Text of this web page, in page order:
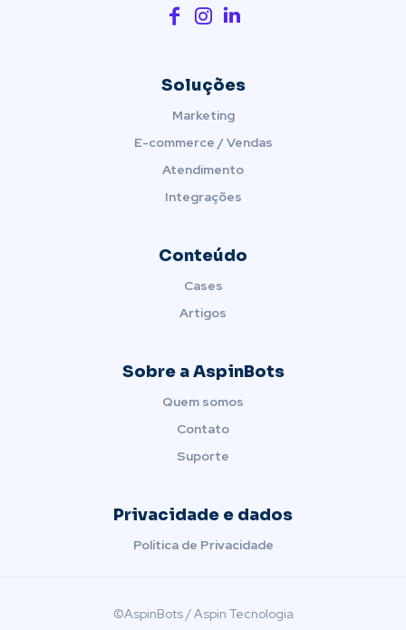
Soluções
Marketing
E-commerce / Vendas
Atendimento
Integrações
Conteúdo
Cases
Artigos
Sobre a AspinBots
Quem somos
Contato
Suporte
Privacidade e dados
Política de Privacidade
©AspinBots / Aspin Tecnologia